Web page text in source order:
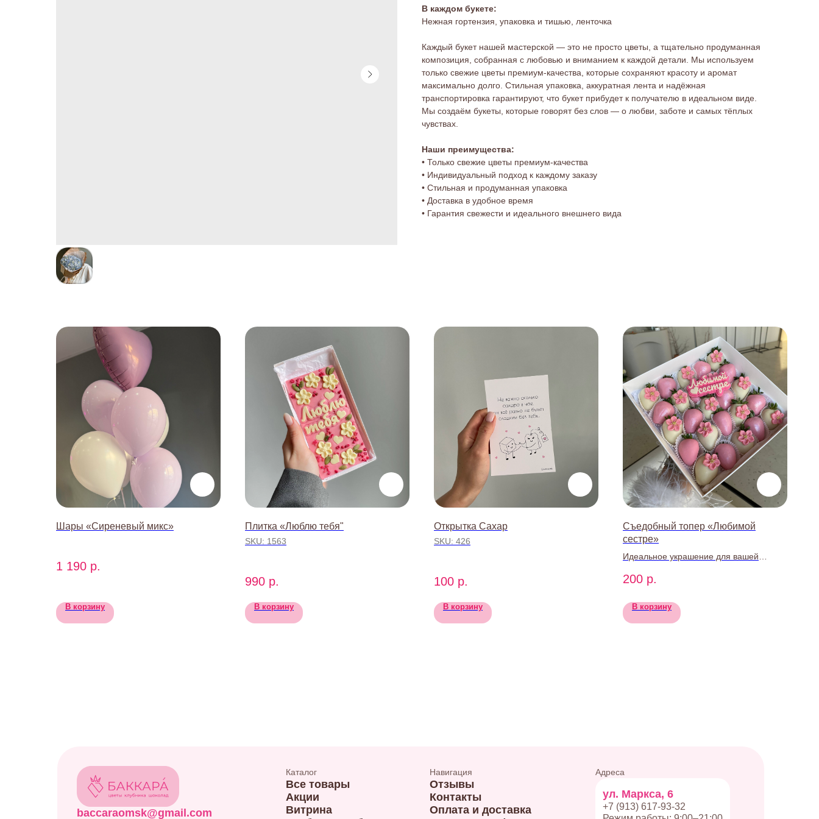
В каждом букете:
Нежная гортензия, упаковка и тишью, ленточка
Каждый букет нашей мастерской — это не просто цветы, а тщательно продуманная
композиция, собранная с любовью и вниманием к каждой детали. Мы используем
только свежие цветы премиум-качества, которые сохраняют красоту и аромат
максимально долго. Стильная упаковка, аккуратная лента и надёжная
транспортировка гарантируют, что букет прибудет к получателю в идеальном виде.
Мы создаём букеты, которые говорят без слов — о любви, заботе и самых тёплых
чувствах.
Наши преимущества:
• Только свежие цветы премиум-качества
• Индивидуальный подход к каждому заказу
• Стильная и продуманная упаковка
• Доставка в удобное время
• Гарантия свежести и идеального внешнего вида
Шары «Сиреневый микс»
1 190 р.
В корзину
Плитка «Люблю тебя"
SKU: 1563
990 р.
В корзину
Открытка Сахар
SKU: 426
100 р.
В корзину
Съедобный топер «Любимой
сестре»
Идеальное украшение для вашей
топпер ручной работы. Он добавляет
настроения, делая подарок ещё более
уникальным и запоминающимся.
200 р.
В корзину
baccaraomsk@gmail.com
Каталог
Все товары
Акции
Витрина
Навигация
Отзывы
Контакты
Оплата и доставка
Адреса
ул. Маркса, 6
+7 (913) 617-93-32